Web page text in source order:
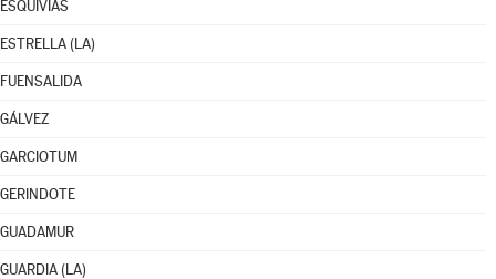
ESQUIVIAS
ESTRELLA (LA)
FUENSALIDA
GÁLVEZ
GARCIOTUM
GERINDOTE
GUADAMUR
GUARDIA (LA)